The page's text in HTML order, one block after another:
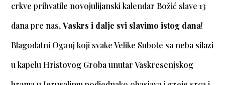
crkve prihvatile novojulijanski kalendar Božić slave 13
dana pre nas,Vaskrs i dalje svi slavimo istog dana!
Blagodatni Oganj koji svake Velike Subote sa neba silazi
u kapelu Hristovog Groba unutar Vaskresenjskog